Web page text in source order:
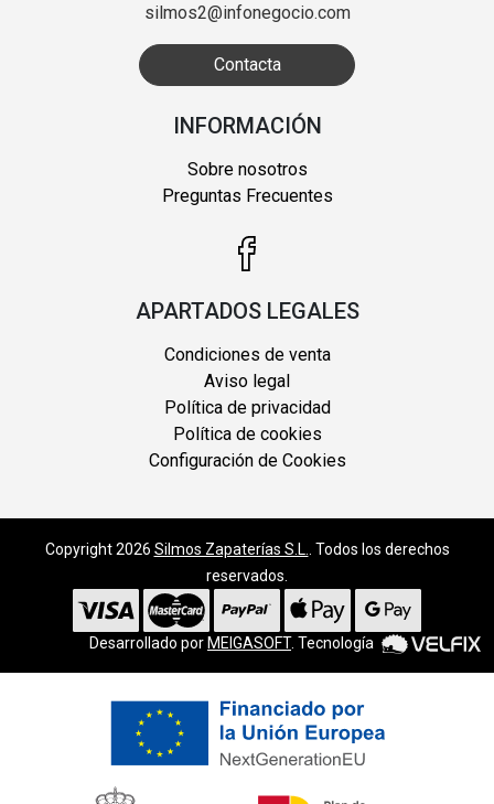
silmos2@infonegocio.com
Contacta
INFORMACIÓN
Sobre nosotros
Preguntas Frecuentes
APARTADOS LEGALES
Condiciones de venta
Aviso legal
Política de privacidad
Política de cookies
Configuración de Cookies
Copyright 2026 Silmos Zapaterías S.L.
. Todos los derechos
reservados.
Desarrollado por MEIGASOFT. Tecnología